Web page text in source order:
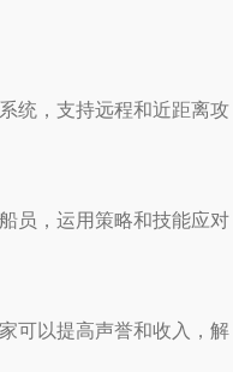
统，支持远程和近距离攻
员，运用策略和技能应对
可以提高声誉和收入，解